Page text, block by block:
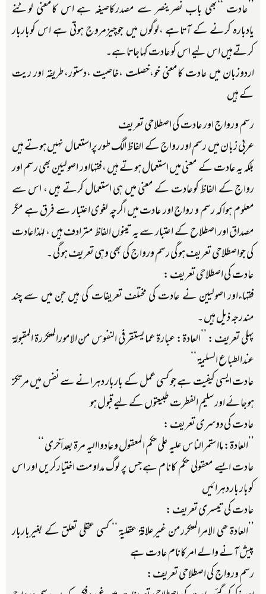
’’عادت ‘‘بھی باب نصرینصر سے مصدرکاصیغہ ہے اس کامعنی لوٹنے
یادبارہ کرنے کے آتاہے ،لوگوں میں جوچیزمروج ہوتی ہے اس کوباربار
کرتےہیں اس لیے اس کوعادت کہاجاتاہے۔
اردوزبان میں عادت کامعنی خو،خصلت ،خاصیت ،دستور،طریقہ اور ریت
کے ہیں
رسم وروا ج اور عادت کی اصطلاحی تعریف
عربی زبان میں رسم اور رواج کے الفاظ الگ طور پراستعمال نہیں ہوتے ہیں
بلکہ یہ عادت کے معنی میں استعمال ہوتے ہیں ،فقہااور اصولیین بھی رسم اور
رواج کے الفاظ کوعادت کے معنی میں ہی استعمال کرتے ہیں ، اس سے
معلوم ہواکہ رسم و رواج اور عادت میں اگرچہ لغوی اعتبار سے فرق ہے مگر
مصداق اور اصطلاح کے اعتبار سے یہ تینوں الفاظ مترادف ہیں ، لہٰذاعادت
کی جواصطلاحی تعریف ہوگی رسم ورواج کی بھی وہی تعریف ہوگی ۔
عادت کی اصطلاحی تعریف :
فقہاءاور اصولیین نے عادت کی مختلف تعریفات کی ہیں جن میں سے چند
مندرجہ ذیل ہیں ۔
پہلی تعریف : ’’العادۃ: عبارۃ عمایستقر فی النفوس من الامورالمتکررۃ المقبولۃ
عندالطباع السلیمۃ ‘‘
عادت ایسی کیفیت ہے جوکسی عمل کے باربار دہرانے سے نفس میں مرتکز
ہوجائے اور سلیم الفطرت طبیعتوں کے لیے قبول ہو
عادت کی دوسری تعریف :
’’العادۃ: مااستمرالناس علیہ علی حکم المعقول وعادواالیہ مرۃ بعدأخری ‘‘
عادت ایسے معقولی حکم کانام ہے جس پر لوگ مداومت اختیارکریں اور اس
کوبار بار دہرائیں
عادت کی تیسری تعریف :
’’العادۃ ھی الامرالمتکررمن غیرعلاقۃ عقلیۃ ‘‘ کسی عقلی تعلق کے بغیرباربار
پیش آنے والے امرکانام عادت ہے
رسم ورواج کی اصطلاحی تعریف: